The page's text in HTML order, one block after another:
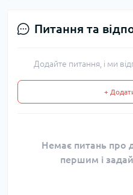
Питання та
Додайте питання, і ми
+
Немає питань про
першим і